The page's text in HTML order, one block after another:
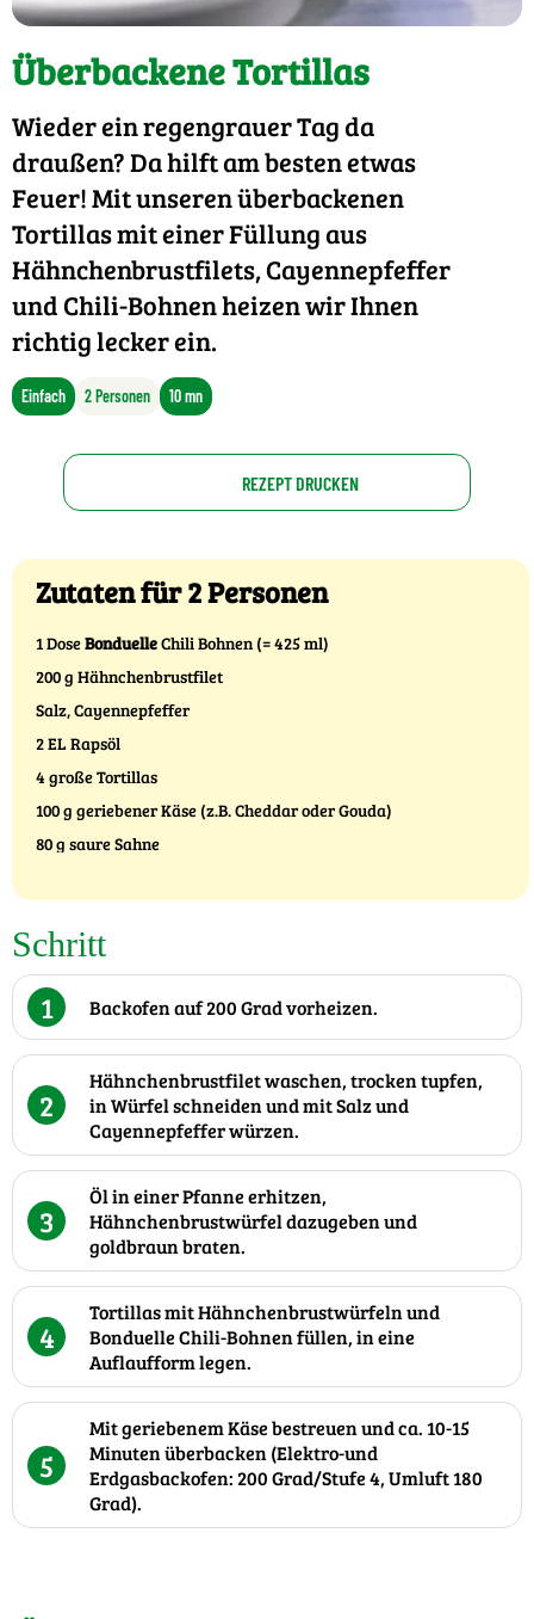
Überbackene Tortillas
Wieder ein regengrauer Tag da
draußen? Da hilft am besten etwas
Feuer! Mit unseren überbackenen
Tortillas mit einer Füllung aus
Hähnchenbrustfilets, Cayennepfeffer
und Chili-Bohnen heizen wir Ihnen
richtig lecker ein.
Einfach 2 Personen 10 mn
REZEPT DRUCKEN
Zutaten für 2 Personen
1 DoseBonduelleChili Bohnen (= 425 ml)
200 g Hähnchenbrustfilet
Salz, Cayennepfeffer
2 EL Rapsöl
4 große Tortillas
100 g geriebener Käse (z.B. Cheddar oder Gouda)
80 g saure Sahne
Schritt
1
Backofen auf 200 Grad vorheizen.
2
Hähnchenbrustfilet waschen, trocken tupfen,
in Würfel schneiden und mit Salz und
Cayennepfeffer würzen.
3
Öl in einer Pfanne erhitzen,
Hähnchenbrustwürfel dazugeben und
goldbraun braten.
4
Tortillas mit Hähnchenbrustwürfeln und
Bonduelle Chili-Bohnen füllen, in eine
Auflaufform legen.
5
Mit geriebenem Käse bestreuen und ca. 10-15
Minuten überbacken (Elektro-und
Erdgasbackofen: 200 Grad/Stufe 4, Umluft 180
Grad).